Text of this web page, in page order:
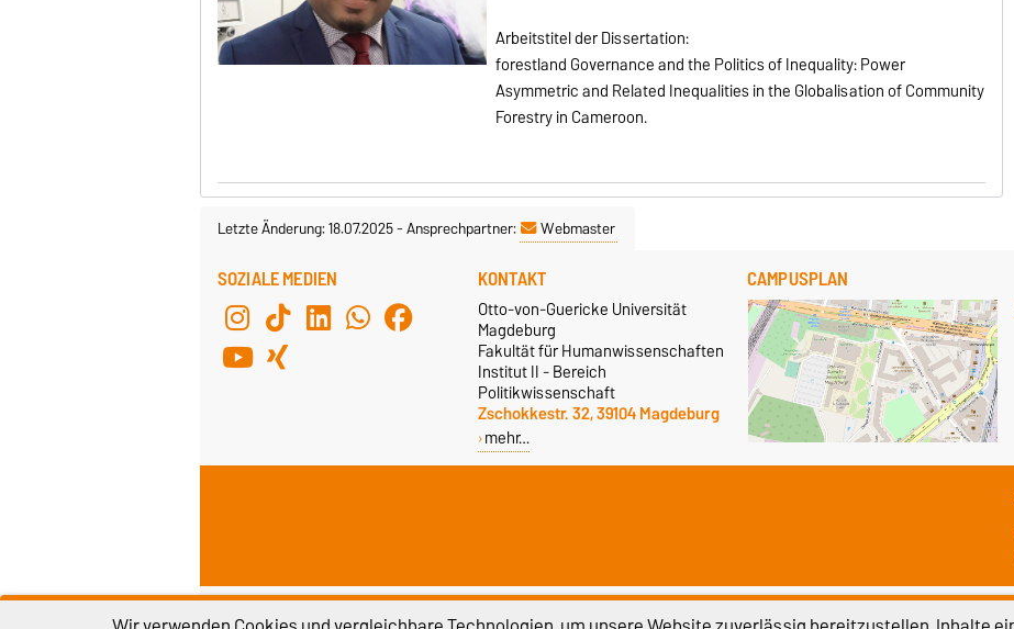
Arbeitstitel der Dissertation:
forestland Governance and the Politics of Inequality: Power
Asymmetric and Related Inequalities in the Globalisation of Community
Forestry in Cameroon.
Letzte Änderung: 18.07.2025-Ansprechpartner: Webmaster
SOZIALE MEDIEN KONTAKT
Otto-von-Guericke Universität
Magdeburg
Fakultät für Humanwissenschaften
Institut II - Bereich
Politikwissenschaft
Zschokkestr. 32, 39104 Magdeburg
mehr…
CAMPUSPLAN
Impressum Datenschutz Barrierefreiheit Cookie-